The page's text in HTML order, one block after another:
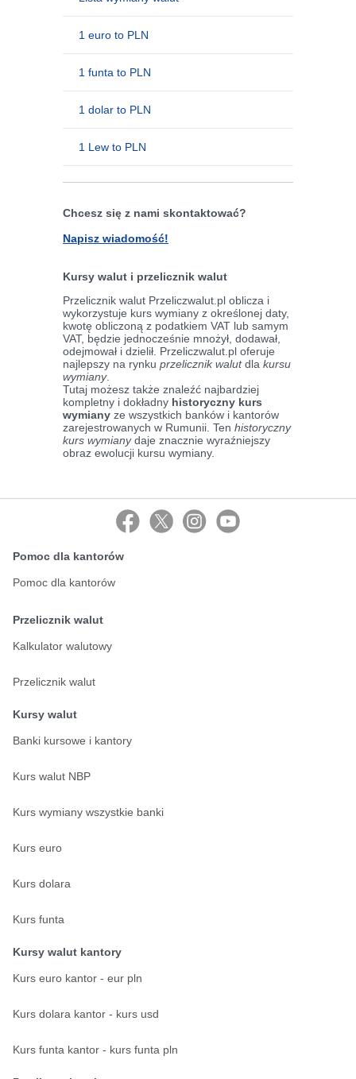
1 euro to PLN
1 funta to PLN
1 dolar to PLN
1 Lew to PLN
Chcesz się z nami skontaktować?
Napisz wiadomość!
Kursy walut i przelicznik walut
Przelicznik walut Przeliczwalut.pl oblicza i
wykorzystuje kurs wymiany z określonej daty,
kwotę obliczoną z podatkiem VAT lub samym
VAT, będzie jednocześnie mnożył, dodawał,
odejmował i dzielił. Przeliczwalut.pl oferuje
najlepszy na rynku przelicznik walutdla kursu
wymiany.
Tutaj możesz także znaleźć najbardziej
kompletny i dokładny historyczny kurs
wymiany ze wszystkich banków i kantorów
zarejestrowanych w Rumunii. Ten historyczny
kurs wymianydaje znacznie wyraźniejszy
obraz ewolucji kursu wymiany.
Pomoc dla kantorów
Pomoc dla kantorów
Przelicznik walut
Kalkulator walutowy
Przelicznik walut
Kursy walut
Banki kursowe i kantory
Kurs walut NBP
Kurs wymiany wszystkie banki
Kurs euro
Kurs dolara
Kurs funta
Kursy walut kantory
Kurs euro kantor - eur pln
Kurs dolara kantor - kurs usd
Kurs funta kantor - kurs funta pln